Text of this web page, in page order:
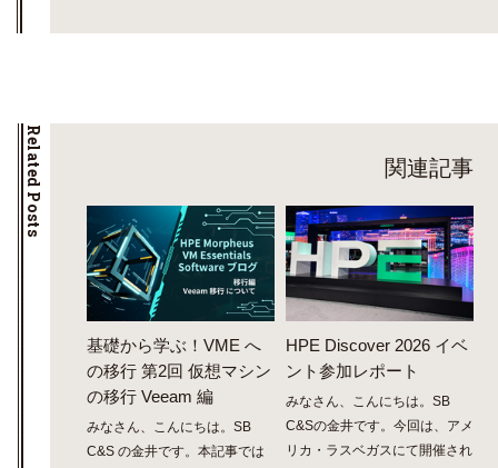
Related Posts 関連記事
基礎から学ぶ！VME へ
の移行 第2回 仮想マシン
の移行 Veeam 編
みなさん、こんにちは。SB
C&S の金井です。本記事では
HPE Discover 2026 イベ
ント参加レポート
みなさん、こんにちは。SB
C&Sの金井です。今回は、アメ
リカ・ラスベガスにて開催され